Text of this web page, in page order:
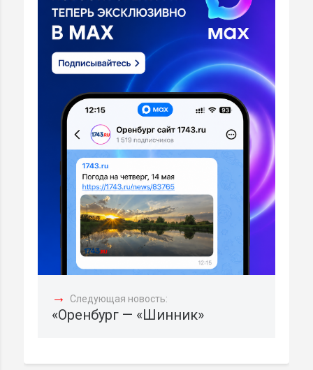
→ Следующая новость:
«Оренбург — «Шинник»